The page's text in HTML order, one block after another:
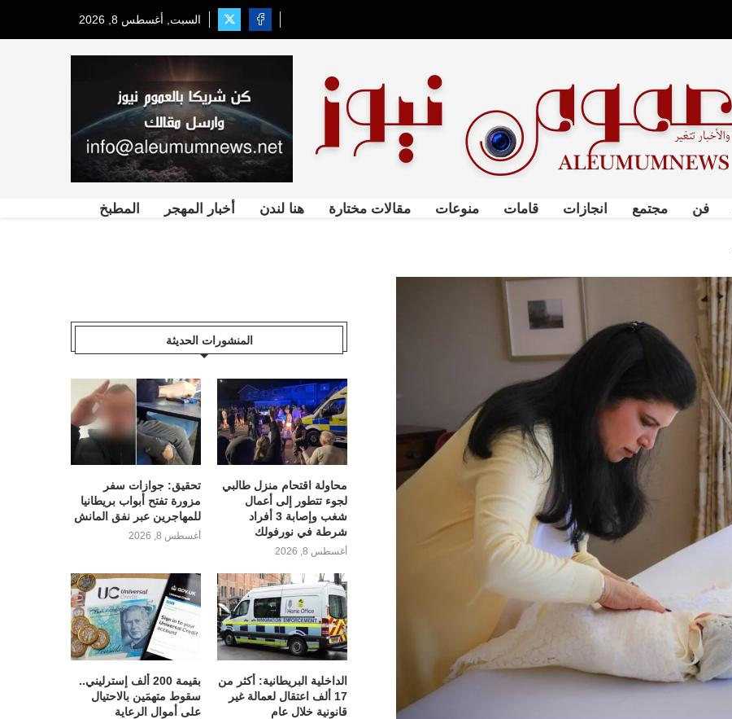
السبت, أغسطس 8, 2026
فن مجتمع انجازات قامات منوعات مقالات مختارة هنا لندن أخبار المهجر المطبخ
المنشورات الحديثة
محاولة اقتحام منزل طالبي
لجوء تتطور إلى أعمال
شغب وإصابة 3 أفراد
شرطة في نورفولك
أغسطس 8, 2026
تحقيق: جوازات سفر
مزورة تفتح أبواب بريطانيا
للمهاجرين عبر نفق المانش
أغسطس 8, 2026
الداخلية البريطانية: أكثر من
17 ألف اعتقال لعمالة غير
قانونية خلال عام
بقيمة 200 ألف إسترليني..
سقوط متهمَين بالاحتيال
على أموال الرعاية